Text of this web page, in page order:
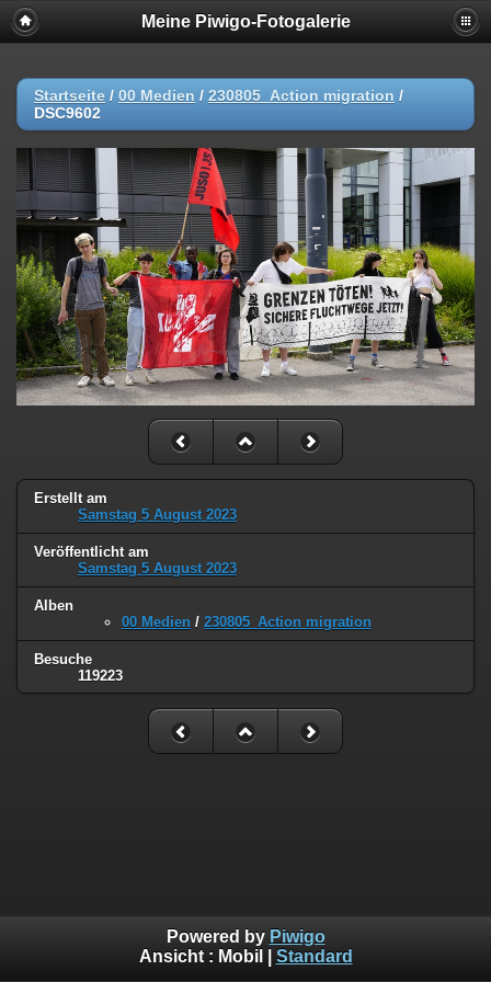
Meine Piwigo-Fotogalerie
Startseite / 00 Medien / 230805_Action migration /
DSC9602
Erstellt am
Samstag 5 August 2023
Veröffentlicht am
Samstag 5 August 2023
Alben
00 Medien / 230805_Action migration
Besuche
119223
Powered by Piwigo
Ansicht : Mobil Standard